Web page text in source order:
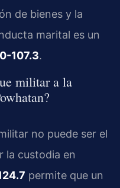
de bienes y la
marital es un
107.3.
militar a la
no puede ser el
la custodia en
permite que un